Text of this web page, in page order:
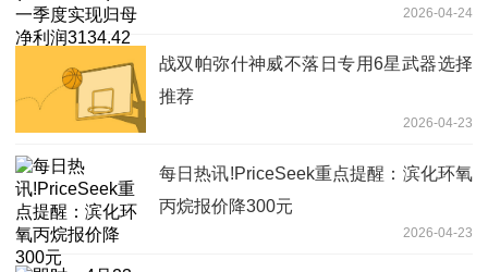
2026-04-24
战双帕弥什神威不落日专用6星武器选择
推荐
2026-04-23
每日热讯!PriceSeek重点提醒：滨化环氧
丙烷报价降300元
2026-04-23